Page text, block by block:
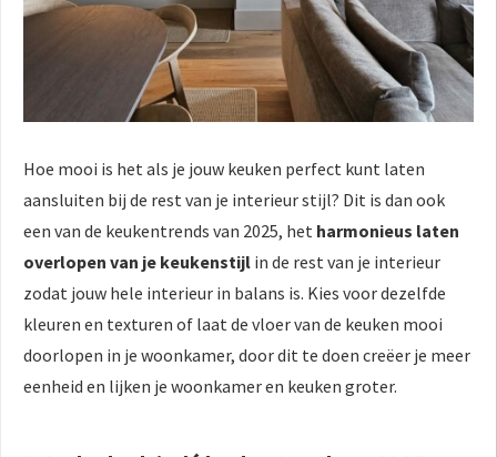
Hoe mooi is het als je jouw keuken perfect kunt laten
aansluiten bij de rest van je interieur stijl? Dit is dan ook
een van de keukentrends van 2025, het harmonieus laten
overlopen van je keukenstijl in de rest van je interieur
zodat jouw hele interieur in balans is. Kies voor dezelfde
kleuren en texturen of laat de vloer van de keuken mooi
doorlopen in je woonkamer, door dit te doen creëer je meer
eenheid en lijken je woonkamer en keuken groter.